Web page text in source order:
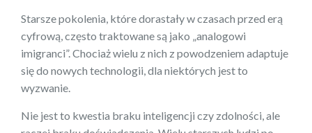
Starsze pokolenia, które dorastały w czasach przed erą
cyfrową, często traktowane są jako „analogowi
imigranci”. Chociaż wielu z nich z powodzeniem adaptuje
się do nowych technologii, dla niektórych jest to
wyzwanie.
Nie jest to kwestia braku inteligencji czy zdolności, ale